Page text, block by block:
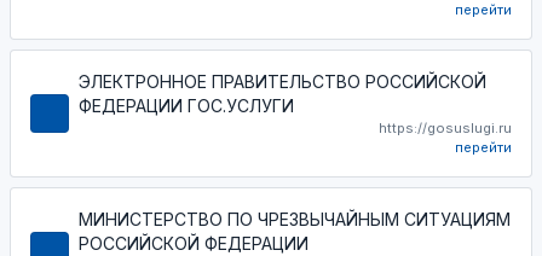
перейти
ЭЛЕКТРОННОЕ ПРАВИТЕЛЬСТВО РОССИЙСКОЙ
ФЕДЕРАЦИИ ГОС.УСЛУГИ
https://gosuslugi.ru
перейти
МИНИСТЕРСТВО ПО ЧРЕЗВЫЧАЙНЫМ СИТУАЦИЯМ
РОССИЙСКОЙ ФЕДЕРАЦИИ